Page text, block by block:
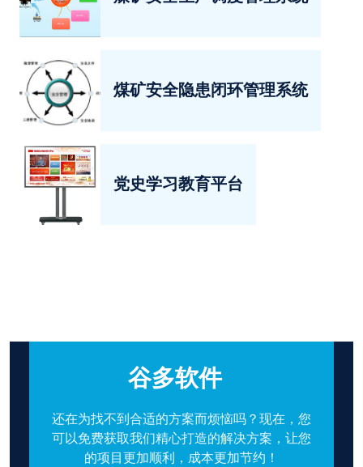
煤矿安全隐患闭环管理系统
党史学习教育平台
谷多软件
还在为找不到合适的方案而烦恼吗？现在，您
可以免费获取我们精心打造的解决方案，让您
的项目更加顺利，成本更加节约！